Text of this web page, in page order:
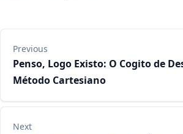
Navegação de
Previous
Penso, Logo Existo: O Cogito de
Método Cartesiano
Next